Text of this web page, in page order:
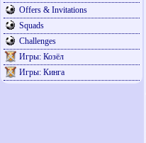
Offers & Invitations
Squads
Challenges
Игры: Козёл
Игры: Кинга